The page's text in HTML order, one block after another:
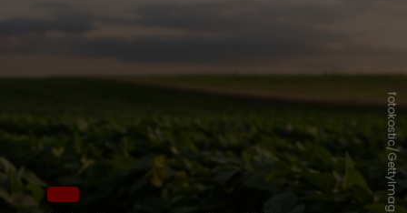
fotokostic/GettyImages